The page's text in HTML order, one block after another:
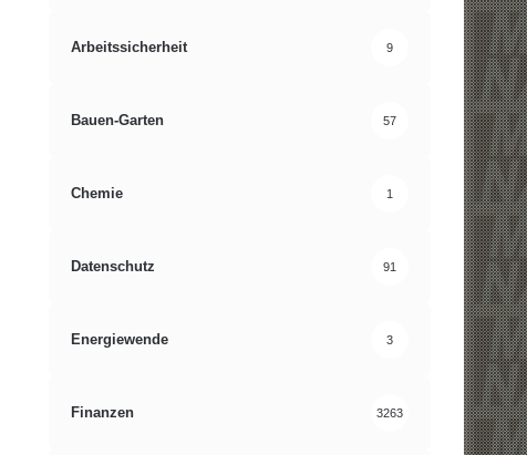
Arbeitssicherheit 9
Bauen-Garten 57
Chemie 1
Datenschutz 91
Energiewende 3
Finanzen 3263